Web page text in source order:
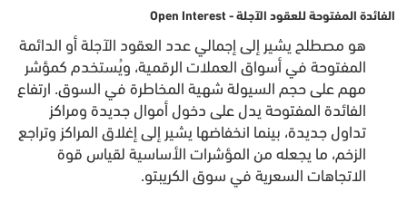
الفائدة المفتوحة للعقود الآجلة -Open Interest
هو مصطلح يشير إلى إجمالي عدد العقود الآجلة أو الدائمة
المفتوحة في أسواق العملات الرقمية، ويُستخدم كمؤشر
مهم على حجم السيولة شهية المخاطرة في السوق. ارتفاع
الفائدة المفتوحة يدل على دخول أموال جديدة ومراكز
تداول جديدة، بينما انخفاضها يشير إلى إغلاق المراكز وتراجع
الزخم، ما يجعله من المؤشرات الأساسية لقياس قوة
الاتجاهات السعرية في سوق الكريبتو.